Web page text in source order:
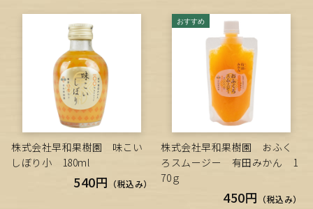
株式会社早和果樹園 味こい
しぼり小 180ml
540円 （税込み）
株式会社早和果樹園 おふく
ろスムージー 有田みかん 1
70ｇ
450円 （税込み）